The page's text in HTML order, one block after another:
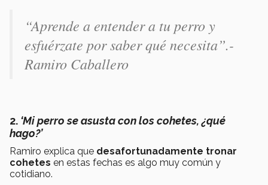
“Aprende a entender a tu perro y
esfuérzate por saber qué necesita”.-
Ramiro Caballero
2. ‘Mi perro se asusta con los cohetes, ¿qué
hago?’
Ramiro explica que desafortunadamente tronar
cohetes en estas fechas es algo muy común y
cotidiano.